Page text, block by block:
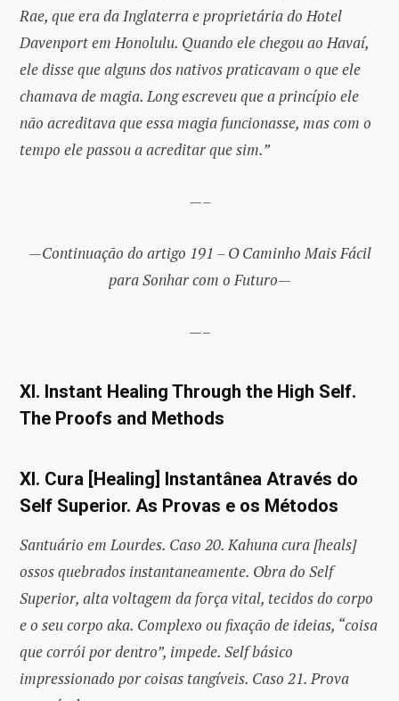
Rae, que era da Inglaterra e proprietária do Hotel
Davenport em Honolulu. Quando ele chegou ao Havaí,
ele disse que alguns dos nativos praticavam o que ele
chamava de magia. Long escreveu que a princípio ele
não acreditava que essa magia funcionasse, mas com o
tempo ele passou a acreditar que sim.”
—–
—Continuação do artigo 191 – O Caminho Mais Fácil
para Sonhar com o Futuro—
—–
XI. Instant Healing Through the High Self.
The Proofs and Methods
XI. Cura [Healing] Instantânea Através do
Self Superior. As Provas e os Métodos
Santuário em Lourdes. Caso 20. Kahuna cura [heals]
ossos quebrados instantaneamente. Obra do Self
Superior, alta voltagem da força vital, tecidos do corpo
e o seu corpo aka. Complexo ou fixação de ideias, “coisa
que corrói por dentro”, impede. Self básico
impressionado por coisas tangíveis. Caso 21. Prova